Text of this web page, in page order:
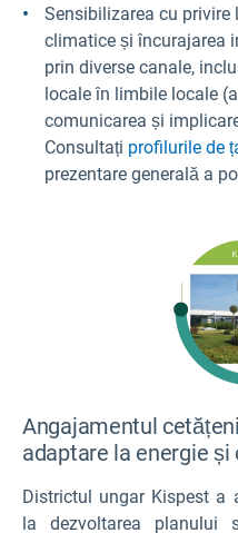
Sensibilizarea cu
climatice și încurajarea
prin diverse canale,
locale în limbile locale
comunicarea și
Consultați profilurile de
prezentare generală a
Angajamentul
adaptare la energie și
Districtul ungar Kispest a
la dezvoltarea planului